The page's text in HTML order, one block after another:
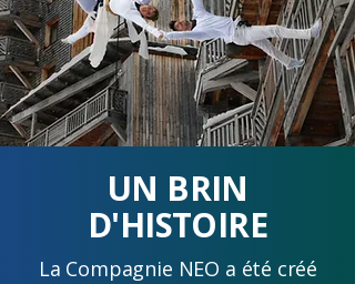
UN BRIN
D'HISTOIRE
La Compagnie NEO a été créé